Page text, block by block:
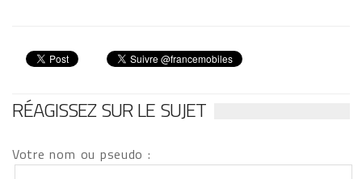
RÉAGISSEZ SUR LE SUJET
Votre nom ou pseudo :